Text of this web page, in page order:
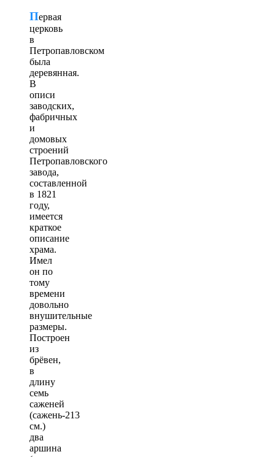
Первая
церковь
в
Петропавловском
была
деревянная.
В
описи
заводских,
фабричных
и
домовых
строений
Петропавловского
завода,
составленной
в 1821
году,
имеется
краткое
описание
храма.
Имел
он по
тому
времени
довольно
внушительные
размеры.
Построен
из
брёвен,
в
длину
семь
саженей
(сажень-213
см.)
два
аршина